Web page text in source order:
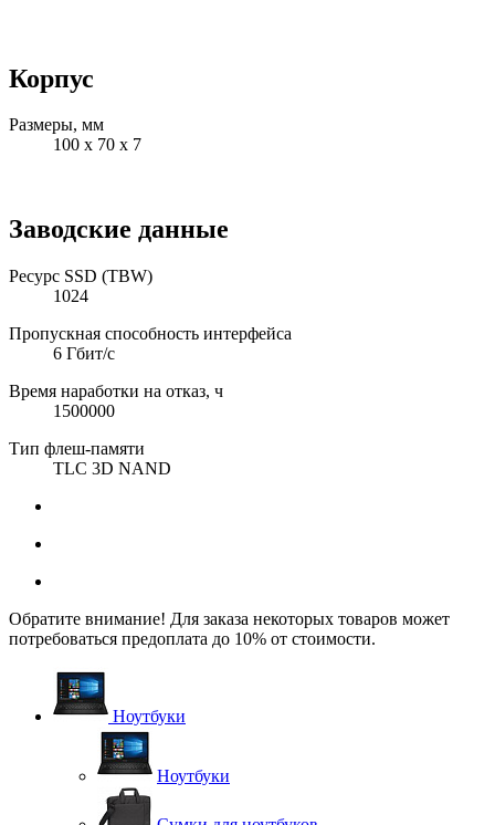
Корпус
Размеры, мм
100 х 70 х 7
Заводские данные
Ресурс SSD (TBW)
1024
Пропускная способность интерфейса
6 Гбит/с
Время наработки на отказ, ч
1500000
Тип флеш-памяти
TLC 3D NAND
Обратите внимание! Для заказа некоторых товаров может
потребоваться предоплата до 10% от стоимости.
Ноутбуки
Ноутбуки